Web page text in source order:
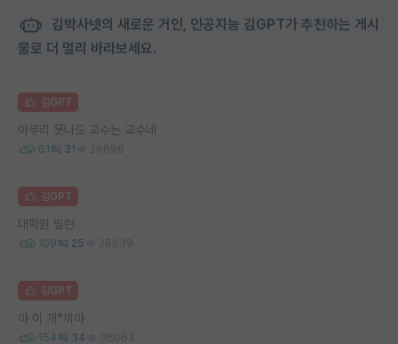
김박사넷의 새로운 거인, 인공지능 김GPT가 추천하는 게시
물로 더 멀리 바라보세요.
김GPT
아무리 못나도 교수는 교수네
61 31 26696
김GPT
대학원 빌런
109 25 28639
김GPT
야 이 개*끼야
154 34 36063